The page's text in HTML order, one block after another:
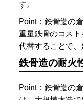
す。
Point：鉄骨造の
重量鉄骨のコス
代替することで、
鉄骨造の耐火
Point：鉄骨造の